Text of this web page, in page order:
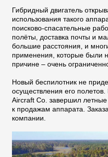
Гибридный двигатель
использования такого
поисково-спасательные
полёты, доставка почты и
большие расстояния, и
применения, которые были
причине – очень
Новый беспилотник не
осуществления его
Aircraft Co. завершил
к продажам аппарата.
компании.